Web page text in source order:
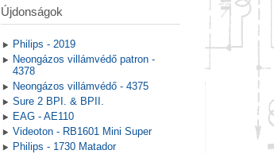
Újdonságok
Philips - 2019
Neongázos villámvédő patron -
4378
Neongázos villámvédő - 4375
Sure 2 BPI. & BPII.
EAG - AE110
Videoton - RB1601 Mini Super
Philips - 1730 Matador